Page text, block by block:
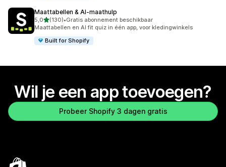
Maattabellen & AI‑maathulp
5,0van 5 sterren
(130)
130 recensies in totaal
•Gratis abonnement beschikbaar
Maattabellen en AI fit quiz in één app, voor kledingwinkels
Built for Shopify
Wil je een app toevoegen?
Probeer Shopify 3 dagen gratis